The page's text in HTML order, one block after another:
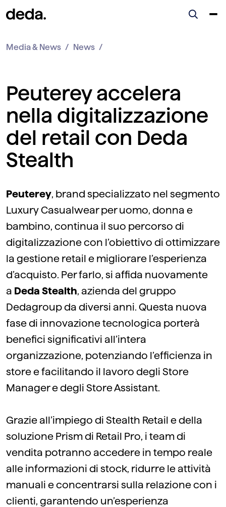
Media & News News
Peuterey accelera
nella digitalizzazione
del retail con Deda
Stealth
Peuterey, brand specializzato nel segmento
Luxury Casualwear per uomo, donna e
bambino, continua il suo percorso di
digitalizzazione con l’obiettivo di ottimizzare
la gestione retail e migliorare l’esperienza
d’acquisto. Per farlo, si affida nuovamente
a Deda Stealth, azienda del gruppo
Dedagroup da diversi anni. Questa nuova
fase di innovazione tecnologica porterà
benefici significativi all’intera
organizzazione, potenziando l’efficienza in
store e facilitando il lavoro degli Store
Manager e degli Store Assistant.
Grazie all’impiego di Stealth Retail e della
soluzione Prism di Retail Pro, i team di
vendita potranno accedere in tempo reale
alle informazioni di stock, ridurre le attività
manuali e concentrarsi sulla relazione con i
clienti, garantendo un’esperienza